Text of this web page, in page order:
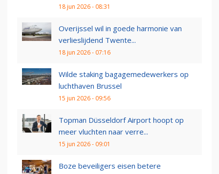
18 jun 2026 - 08:31
Overijssel wil in goede harmonie van
verlieslijdend Twente...
18 jun 2026 - 07:16
Wilde staking bagagemedewerkers op
luchthaven Brussel
15 jun 2026 - 09:56
Topman Düsseldorf Airport hoopt op
meer vluchten naar verre...
15 jun 2026 - 09:01
Boze beveiligers eisen betere